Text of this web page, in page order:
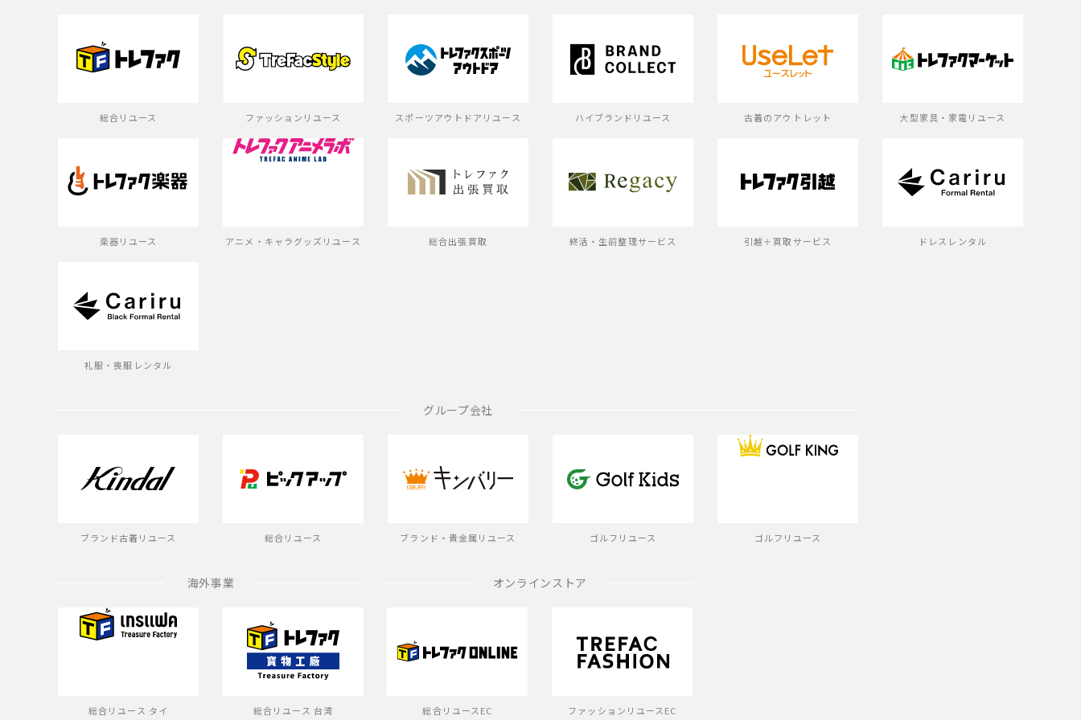
総合リユース ファッションリユース スポーツアウトドアリユース ハイブランドリユース 古着のアウトレット 大型家具・家電リユース
楽器リユース アニメ・キャラグッズリユース 総合出張買取 終活・生前整理サービス 引越＋買取サービス ドレスレンタル
礼服・喪服レンタル
グループ会社
ブランド古着リユース 総合リユース ブランド・貴金属リユース ゴルフリユース ゴルフリユース
海外事業
総合リユース タイ 総合リユース 台湾
オンラインストア
総合リユースEC ファッションリユースEC